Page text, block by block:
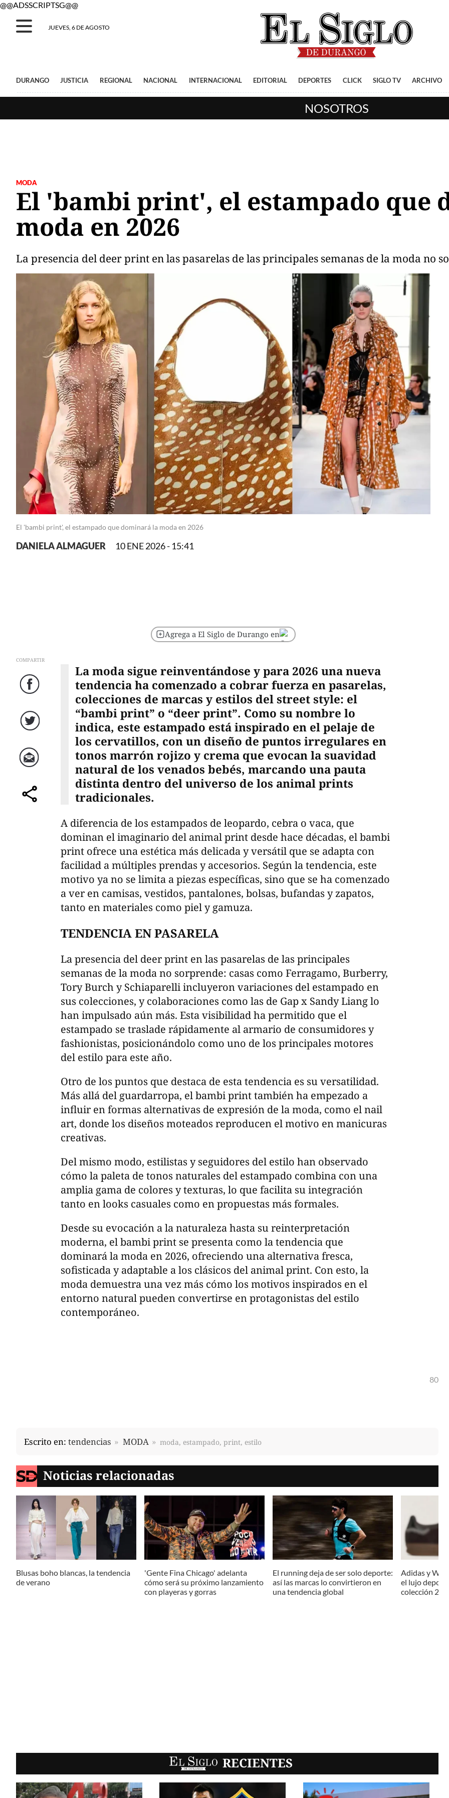
@@ADSSCRIPTSG@@
JUEVES, 6 DE AGOSTO
DURANGO JUSTICIA REGIONAL NACIONAL INTERNACIONAL EDITORIAL DEPORTES CLICK SIGLO TV ARCHIVO
NOSOTROS
MODA
El 'bambi print', el estampado que
moda en 2026
La presencia del deer print en las pasarelas de las principales semanas de la moda no
El 'bambi print', el estampado que dominará la moda en 2026
DANIELA ALMAGUER 10 ENE 2026 - 15:41
Agrega a El Siglo de Durango en
COMPARTIR
Facebook
Twitter
Correo
comparte
La moda sigue reinventándose y para 2026 una nueva
tendencia ha comenzado a cobrar fuerza en pasarelas,
colecciones de marcas y estilos del street style: el
“bambi print” o “deer print”. Como su nombre lo
indica, este estampado está inspirado en el pelaje de
los cervatillos, con un diseño de puntos irregulares en
tonos marrón rojizo y crema que evocan la suavidad
natural de los venados bebés, marcando una pauta
distinta dentro del universo de los animal prints
tradicionales.
A diferencia de los estampados de leopardo, cebra o vaca, que
dominan el imaginario del animal print desde hace décadas, el bambi
print ofrece una estética más delicada y versátil que se adapta con
facilidad a múltiples prendas y accesorios. Según la tendencia, este
motivo ya no se limita a piezas específicas, sino que se ha comenzado
a ver en camisas, vestidos, pantalones, bolsas, bufandas y zapatos,
tanto en materiales como piel y gamuza.
TENDENCIA EN PASARELA
La presencia del deer print en las pasarelas de las principales
semanas de la moda no sorprende: casas como Ferragamo, Burberry,
Tory Burch y Schiaparelli incluyeron variaciones del estampado en
sus colecciones, y colaboraciones como las de Gap x Sandy Liang lo
han impulsado aún más. Esta visibilidad ha permitido que el
estampado se traslade rápidamente al armario de consumidores y
fashionistas, posicionándolo como uno de los principales motores
del estilo para este año.
Otro de los puntos que destaca de esta tendencia es su versatilidad.
Más allá del guardarropa, el bambi print también ha empezado a
influir en formas alternativas de expresión de la moda, como el nail
art, donde los diseños moteados reproducen el motivo en manicuras
creativas.
Del mismo modo, estilistas y seguidores del estilo han observado
cómo la paleta de tonos naturales del estampado combina con una
amplia gama de colores y texturas, lo que facilita su integración
tanto en looks casuales como en propuestas más formales.
Desde su evocación a la naturaleza hasta su reinterpretación
moderna, el bambi print se presenta como la tendencia que
dominará la moda en 2026, ofreciendo una alternativa fresca,
sofisticada y adaptable a los clásicos del animal print. Con esto, la
moda demuestra una vez más cómo los motivos inspirados en el
entorno natural pueden convertirse en protagonistas del estilo
contemporáneo.
80
Escrito en: tendencias MODA moda, estampado, print, estilo
Noticias relacionadas
Blusas boho blancas, la tendencia
de verano
'Gente Fina Chicago' adelanta
cómo será su próximo lanzamiento
con playeras y gorras
El running deja de ser solo deporte:
así las marcas lo convirtieron en
una tendencia global
Adidas y
el lujo
colección 2026
EL SIGLO RECIENTES